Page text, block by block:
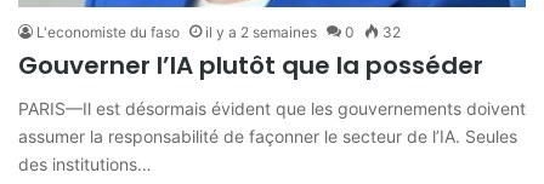
L'economiste du faso il y a 2 semaines 0 32
Gouverner l’IA plutôt que la posséder
PARIS—Il est désormais évident que les gouvernements doivent
assumer la responsabilité de façonner le secteur de l’IA. Seules
des institutions…